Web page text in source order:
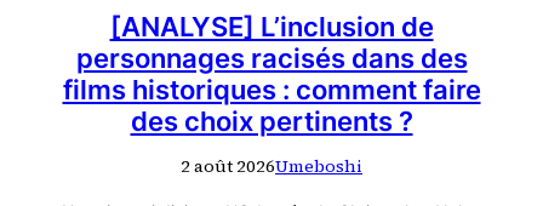
[ANALYSE] L’inclusion de
personnages racisés dans des
films historiques : comment faire
des choix pertinents ?
2 août 2026Umeboshi